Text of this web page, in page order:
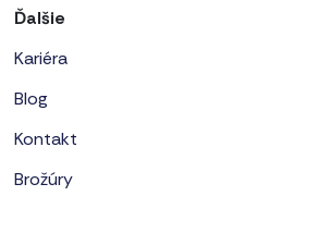
Ďalšie
Kariéra
Blog
Kontakt
Brožúry